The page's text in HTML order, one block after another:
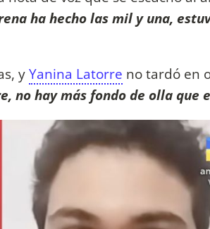
ha hecho las mil y una,
yYanina Latorre no tardó en
no hay más fondo de olla que